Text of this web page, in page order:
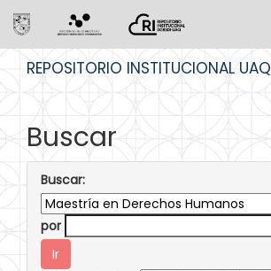
REPOSITORIO INSTITUCIONAL UAQ
Buscar
Buscar:
por